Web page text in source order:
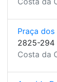
Praça
2825-294
Costa da